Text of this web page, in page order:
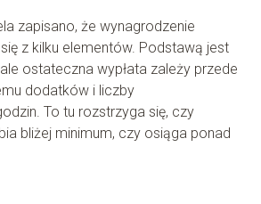
zapisano, że wynagrodzenie
z kilku elementów. Podstawą jest
ostateczna wypłata zależy przede
dodatków i liczby
To tu rozstrzyga się, czy
bliżej minimum, czy osiąga ponad